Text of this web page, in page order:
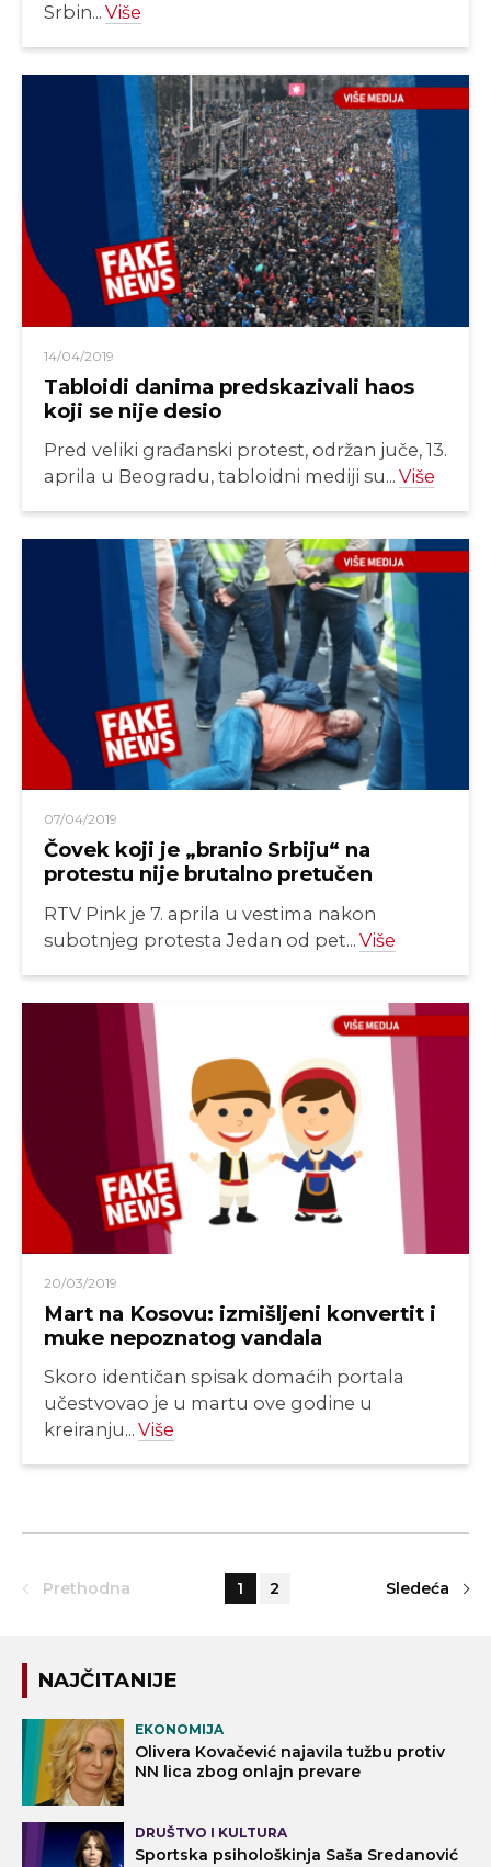
Srbin... Više
14/04/2019
Tabloidi danima predskazivali haos
koji se nije desio
Pred veliki građanski protest, održan juče, 13.
aprila u Beogradu, tabloidni mediji su... Više
07/04/2019
Čovek koji je „branio Srbiju“ na
protestu nije brutalno pretučen
RTV Pink je 7. aprila u vestima nakon
subotnjeg protesta Jedan od pet... Više
20/03/2019
Mart na Kosovu: izmišljeni konvertit i
muke nepoznatog vandala
Skoro identičan spisak domaćih portala
učestvovao je u martu ove godine u
kreiranju... Više
Prethodna 1 2 Sledeća
NAJČITANIJE
EKONOMIJA
Olivera Kovačević najavila tužbu protiv
NN lica zbog onlajn prevare
DRUŠTVO I KULTURA
Sportska psihološkinja Saša Sredanović